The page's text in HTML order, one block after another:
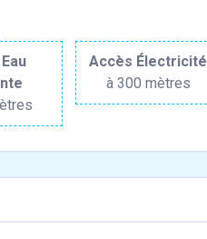
Accès Électricité
à 300 mètres